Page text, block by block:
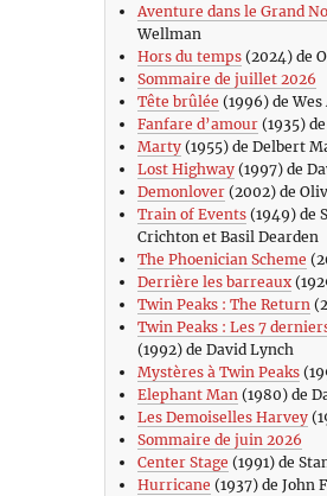
Aventure dans le Grand
Wellman
Hors du temps(2024) de
Sommaire de juillet 2026
Tête brûlée (1996) de
Fanfare d’amour(1935)
Marty(1955) de Delbert
Lost Highway(1997) de
Demonlover(2002) de
Train of Events(1949) de
Crichton et Basil Dearden
The Phoenician Scheme
Derrière les barreaux
Twin Peaks : The Return
Twin Peaks : Les 7
(1992) de David Lynch
Mystères à Twin Peaks
Elephant Man(1980) de
Les Demoiselles Harvey
Sommaire de juin 2026
Center Stage (1991) de
Hurricane (1937) de John